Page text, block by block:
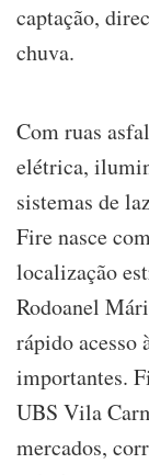
captação,
chuva.
Com ruas
elétrica,
sistemas de
Fire nasce
localização
Rodoanel
rápido acesso
importantes.
UBS Vila
mercados,